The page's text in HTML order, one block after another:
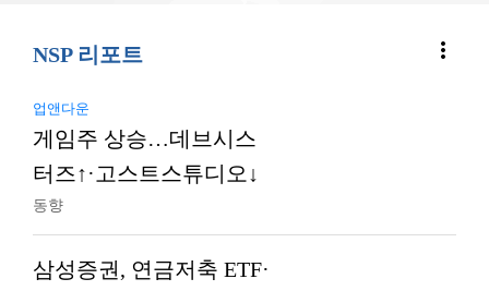
NSP 리포트 more_vert
업앤다운
게임주 상승…데브시스
터즈↑·고스트스튜디오↓
동향
삼성증권, 연금저축 ETF·